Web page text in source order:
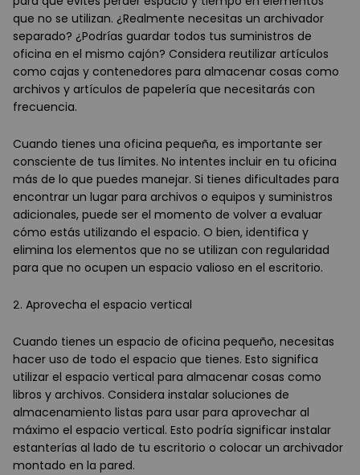
que no se utilizan. ¿Realmente necesitas un archivador
separado? ¿Podrías guardar todos tus suministros de
oficina en el mismo cajón? Considera reutilizar artículos
como cajas y contenedores para almacenar cosas como
archivos y artículos de papelería que necesitarás con
frecuencia.
Cuando tienes una oficina pequeña, es importante ser
consciente de tus límites. No intentes incluir en tu oficina
más de lo que puedes manejar. Si tienes dificultades para
encontrar un lugar para archivos o equipos y suministros
adicionales, puede ser el momento de volver a evaluar
cómo estás utilizando el espacio. O bien, identifica y
elimina los elementos que no se utilizan con regularidad
para que no ocupen un espacio valioso en el escritorio.
2. Aprovecha el espacio vertical
Cuando tienes un espacio de oficina pequeño, necesitas
hacer uso de todo el espacio que tienes. Esto significa
utilizar el espacio vertical para almacenar cosas como
libros y archivos. Considera instalar soluciones de
almacenamiento listas para usar para aprovechar al
máximo el espacio vertical. Esto podría significar instalar
estanterías al lado de tu escritorio o colocar un archivador
montado en la pared.